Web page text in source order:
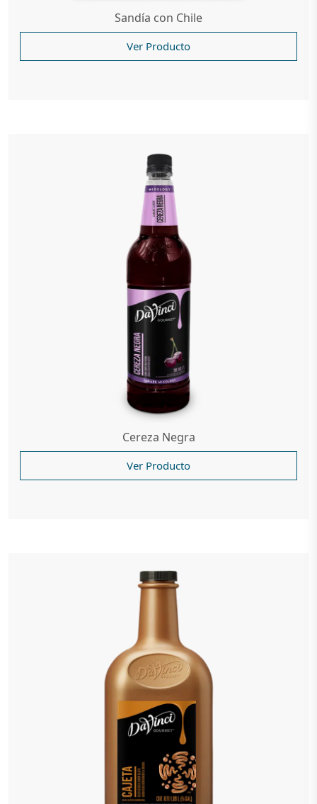
Sandía con Chile
Ver Producto
Cereza Negra
Ver Producto